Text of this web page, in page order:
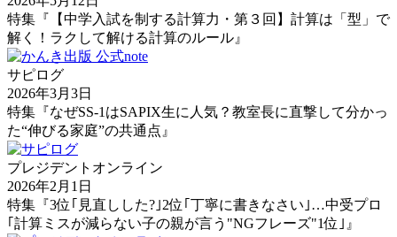
特集『【中学入試を制する計算力・第３回】計算は「型」で
解く！ラクして解ける計算のルール』
サピログ
2026年3月3日
特集『なぜSS-1はSAPIX生に人気？教室長に直撃して分かっ
た“伸びる家庭”の共通点』
プレジデントオンライン
2026年2月1日
特集『3位｢見直しした?｣2位｢丁寧に書きなさい｣…中受プロ
｢計算ミスが減らない子の親が言う"NGフレーズ"1位｣』